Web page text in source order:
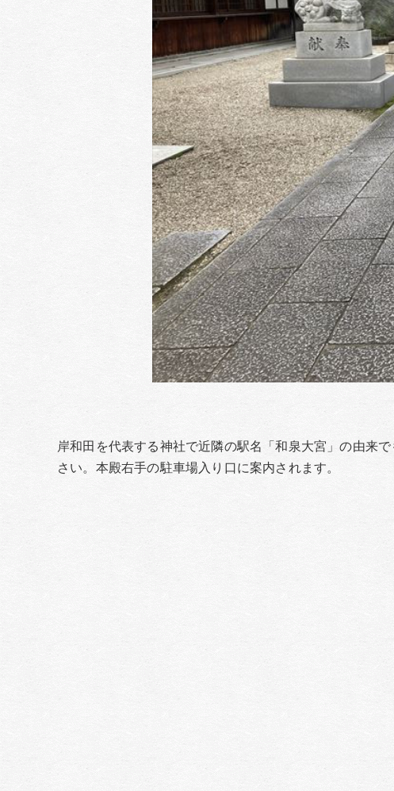
岸和田を代表する神社で近隣の駅名「和泉大宮」の由来
さい。本殿右手の駐車場入り口に案内されます。